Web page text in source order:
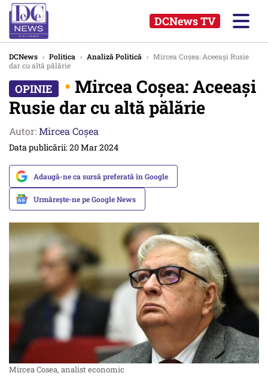
DCNews TV
DCNews › Politica › Analiză Politică › Mircea Coșea: Aceeași Rusie
dar cu altă pălărie
• Mircea Coșea: Aceeași
Rusie dar cu altă pălărie
Autor:Mircea Coșea
Data publicării: 20 Mar 2024
Adaugă-ne ca sursă preferată în Google
Urmărește-ne pe Google News
Mircea Cosea, analist economic